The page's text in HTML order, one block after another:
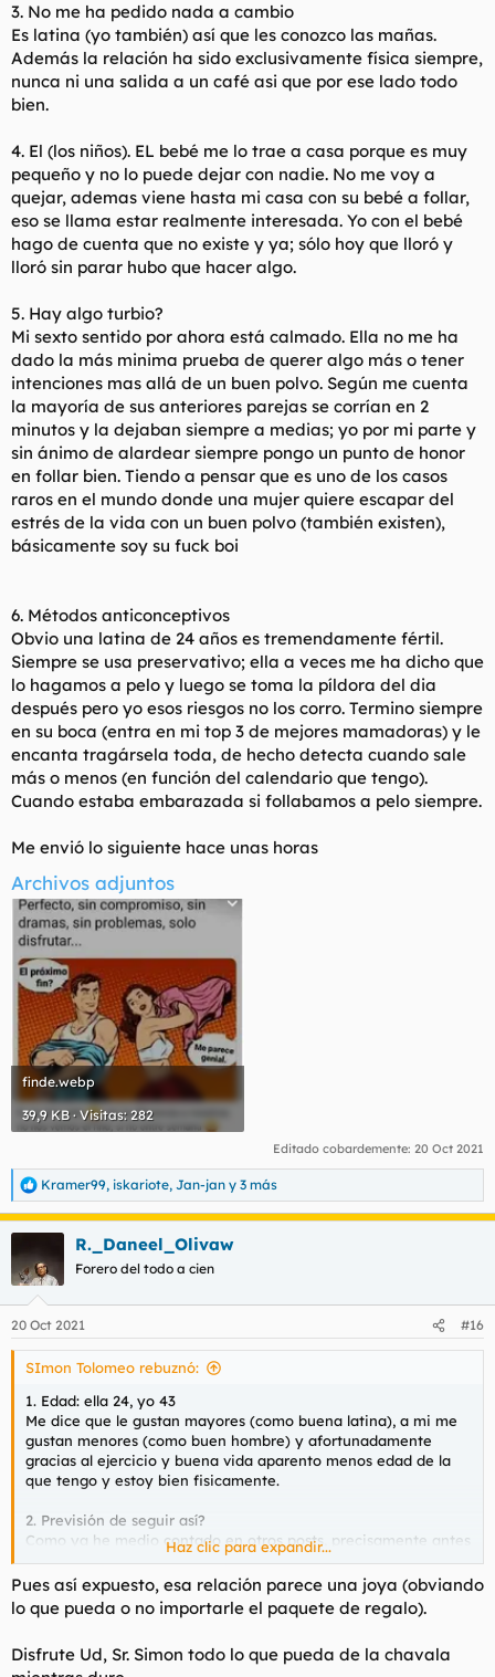
3. No me ha pedido nada a cambio
Es latina (yo también) así que les conozco las mañas.
Además la relación ha sido exclusivamente física siempre,
nunca ni una salida a un café asi que por ese lado todo
bien.
4. El (los niños). EL bebé me lo trae a casa porque es muy
pequeño y no lo puede dejar con nadie. No me voy a
quejar, ademas viene hasta mi casa con su bebé a follar,
eso se llama estar realmente interesada. Yo con el bebé
hago de cuenta que no existe y ya; sólo hoy que lloró y
lloró sin parar hubo que hacer algo.
5. Hay algo turbio?
Mi sexto sentido por ahora está calmado. Ella no me ha
dado la más minima prueba de querer algo más o tener
intenciones mas allá de un buen polvo. Según me cuenta
la mayoría de sus anteriores parejas se corrían en 2
minutos y la dejaban siempre a medias; yo por mi parte y
sin ánimo de alardear siempre pongo un punto de honor
en follar bien. Tiendo a pensar que es uno de los casos
raros en el mundo donde una mujer quiere escapar del
estrés de la vida con un buen polvo (también existen),
básicamente soy su fuck boi
6. Métodos anticonceptivos
Obvio una latina de 24 años es tremendamente fértil.
Siempre se usa preservativo; ella a veces me ha dicho que
lo hagamos a pelo y luego se toma la píldora del dia
después pero yo esos riesgos no los corro. Termino siempre
en su boca (entra en mi top 3 de mejores mamadoras) y le
encanta tragársela toda, de hecho detecta cuando sale
más o menos (en función del calendario que tengo).
Cuando estaba embarazada si follabamos a pelo siempre.
Me envió lo siguiente hace unas horas
Archivos adjuntos
finde.webp
39,9 KB · Visitas: 282
Editado cobardemente: 20 Oct 2021
R
e
a
c
i
e
s
Kramer99, iskariote, Jan-jan y 3 más
R._Daneel_Olivaw
Forero del todo a cien
20 Oct 2021 #16
SImon Tolomeo rebuznó:
1. Edad: ella 24, yo 43
Me dice que le gustan mayores (como buena latina), a mi me
gustan menores (como buen hombre) y afortunadamente
gracias al ejercicio y buena vida aparento menos edad de la
que tengo y estoy bien fisicamente.
2. Previsión de seguir así?
Como ya he medio contado en otros posts, precisamente antes
de la pandemia terminé una relación muy larga y muy
tormentosa con una persona con quién pensé quedarme el
resto de la vida (frases que esconden el infierno atrás).
Después de eso solo tengo follamigas y afortunadamente me
cuanto a follar la cosa está bien, no me puedo quejar. En
Haz clic para expandir...
Pues así expuesto, esa relación parece una joya (obviando
lo que pueda o no importarle el paquete de regalo).
Disfrute Ud, Sr. Simon todo lo que pueda de la chavala